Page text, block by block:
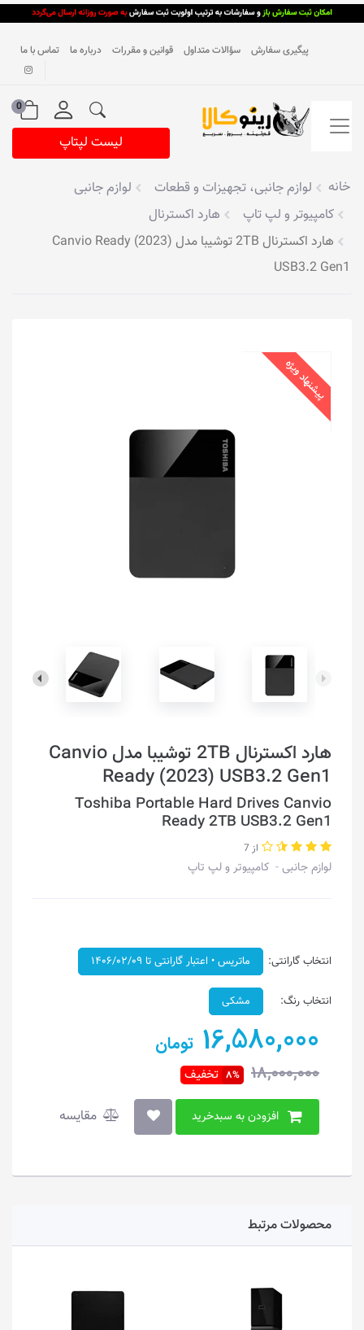
پیگیری سفارش سؤالات متداول قوانین و مقررات درباره ما تماس با ما
0
لیست لپتاپ
خانه لوازم جانبی، تجهیزات و قطعات
لوازم جانبی
کامپیوتر و لپ تاپ
هارد اکسترنال
هارد اکسترنال 2TB توشیبا مدل Canvio Ready (2023)
USB3.2 Gen1
پیشنهاد ویژه
هارد اکسترنال 2TB توشیبا مدل Canvio
Ready (2023) USB3.2 Gen1
Toshiba Portable Hard Drives Canvio
Ready 2TB USB3.2 Gen1
از 7
لوازم جانبی کامپیوتر و لپ تاپ
انتخاب گارانتی: ماتریس • اعتبار گارانتی تا ۱۴۰۶/۰۲/۰۹
انتخاب رنگ: مشکی
16,580,000 تومان
18,000,000
8% تخفیف
افزودن به سبدخرید مقایسه
محصولات مرتبط